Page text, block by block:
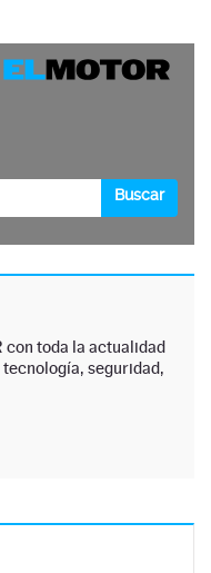
con toda la actualidad
seguridad,